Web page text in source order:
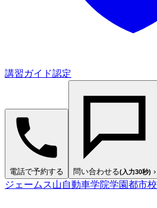
講習ガイド認定
電話で予約する 問い合わせる(入力30秒) ›
ジェームス山自動車学院学園都市校